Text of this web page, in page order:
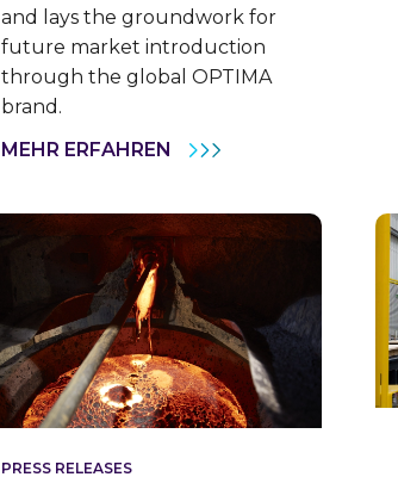
and lays the groundwork for
future market introduction
through the global OPTIMA
brand.
MEHR ERFAHREN CLARIOS
POWERING
PERFORMANCE
WITH
NEW
OPTIMA
RACE
BATTERY
DEVELOPMENT
AND
PARTNERSHIP
WITH
FAT
PRESS RELEASES